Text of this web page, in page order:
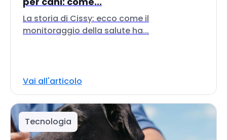
La storia di Cissy: ecco come il
monitoraggio della salute ha...
Vai all'articolo
Tecnologia